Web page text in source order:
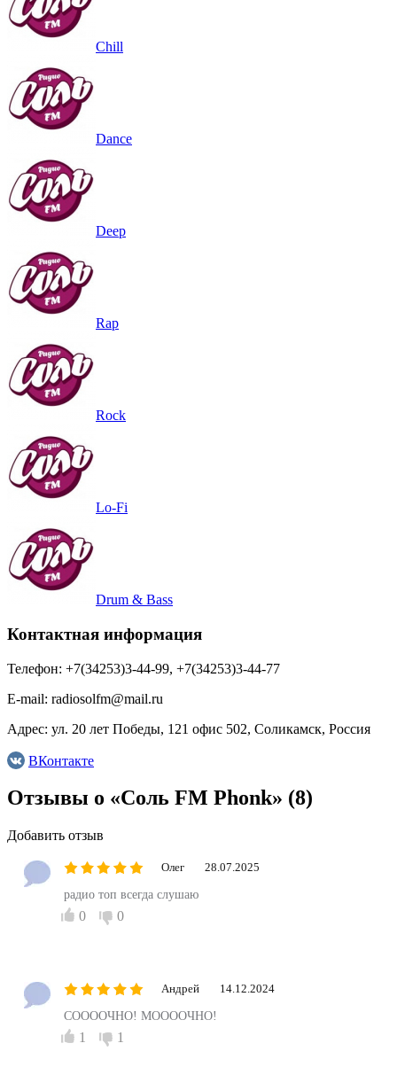
Chill
Dance
Deep
Rap
Rock
Lo-Fi
Drum & Bass
Контактная информация
Телефон: +7(34253)3-44-99, +7(34253)3-44-77
E-mail: radiosolfm@mail.ru
Адрес: ул. 20 лет Победы, 121 офис 502, Соликамск, Россия
ВКонтакте
Отзывы о «Соль FM Phonk» (8)
Добавить отзыв
Олег 28.07.2025
радио топ всегда слушаю
0 0
Андрей 14.12.2024
СООООЧНО! МООООЧНО!
1 1